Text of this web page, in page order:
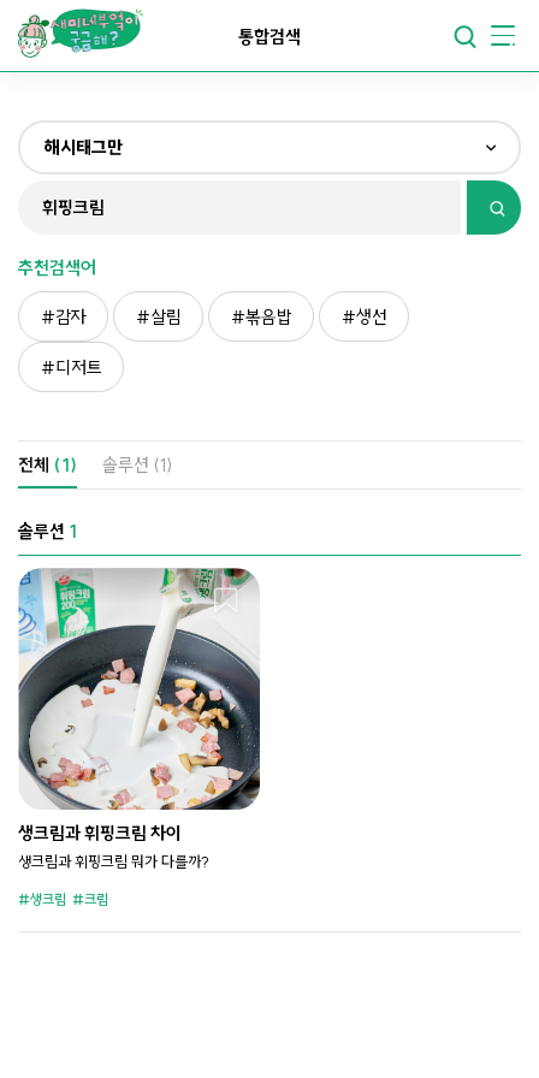
맛있어지는부엌
요리가쉬워지는부엌
통합검색
해시태그만
전체
재료만
해시태그만
추천검색어
감자 살림 볶음밥 생선
디저트
전체 (1) 솔루션 (1)
솔루션 1
생크림과 휘핑크림 차이
생크림과 휘핑크림 뭐가 다를까?
생크림 크림